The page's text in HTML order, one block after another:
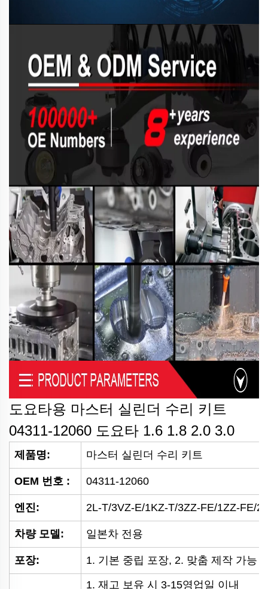
도요타용 마스터 실린더 수리 키트
04311-12060 도요타 1.6 1.8 2.0 3.0
제품명: 마스터 실린더 수리 키트
OEM 번호 : 04311-12060
엔진: 2L-T/3VZ-E/1KZ-T/3ZZ-FE/1ZZ-FE/
차량 모델: 일본차 전용
포장: 1. 기본 중립 포장, 2. 맞춤 제작 가능
1. 재고 보유 시 3-15영업일 이내